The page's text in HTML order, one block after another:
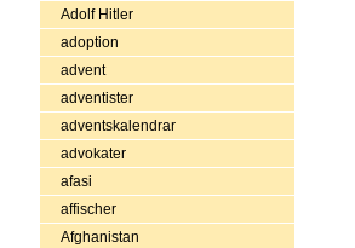
Adolf Hitler
adoption
advent
adventister
adventskalendrar
advokater
afasi
affischer
Afghanistan